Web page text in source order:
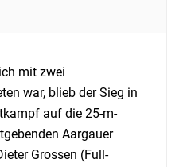
mit zwei
war, blieb der Sieg in
auf die 25-m-
Aargauer
Grossen (Full-